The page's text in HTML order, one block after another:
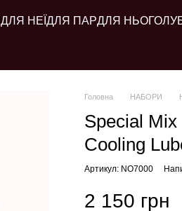
ДЛЯ НЕЇ ДЛЯ ПАРДЛЯ НЬОГО
Головна НАБОРИ
Special
Cooling
Артикул: NO7000
2 150 грн